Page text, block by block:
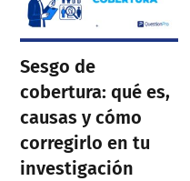
Sesgo de
cobertura: qué es,
causas y cómo
corregirlo en tu
investigación